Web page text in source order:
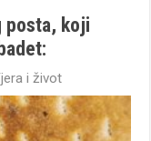
posta, koji
i život